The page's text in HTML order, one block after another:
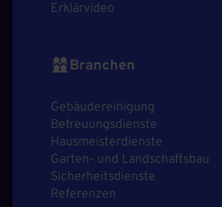
Erklärvideo
Branchen
Gebäudereinigung
Betreuungsdienste
Hausmeisterdienste
Garten- und Landschaftsbau
Sicherheitsdienste
Referenzen